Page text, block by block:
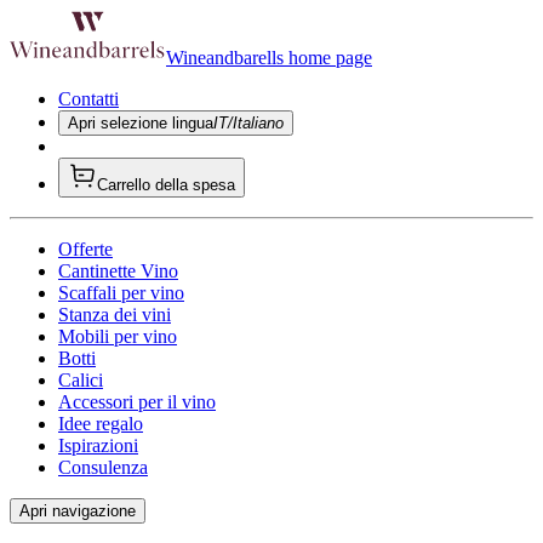
Wineandbarells home page
Contatti
Apri selezione linguaIT/Italiano
Carrello della spesa
Offerte
Cantinette Vino
Scaffali per vino
Stanza dei vini
Mobili per vino
Botti
Calici
Accessori per il vino
Idee regalo
Ispirazioni
Consulenza
Apri navigazione